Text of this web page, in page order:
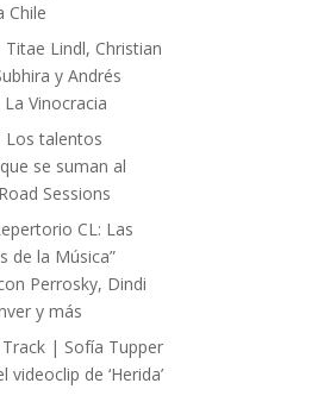
Chile
Lindl, Christian
y Andrés
Vinocracia
Los talentos
se suman al
Sessions
CL: Las
de la Música”
Perrosky, Dindi
y más
Track | Sofía Tupper
videoclip de ‘Herida’